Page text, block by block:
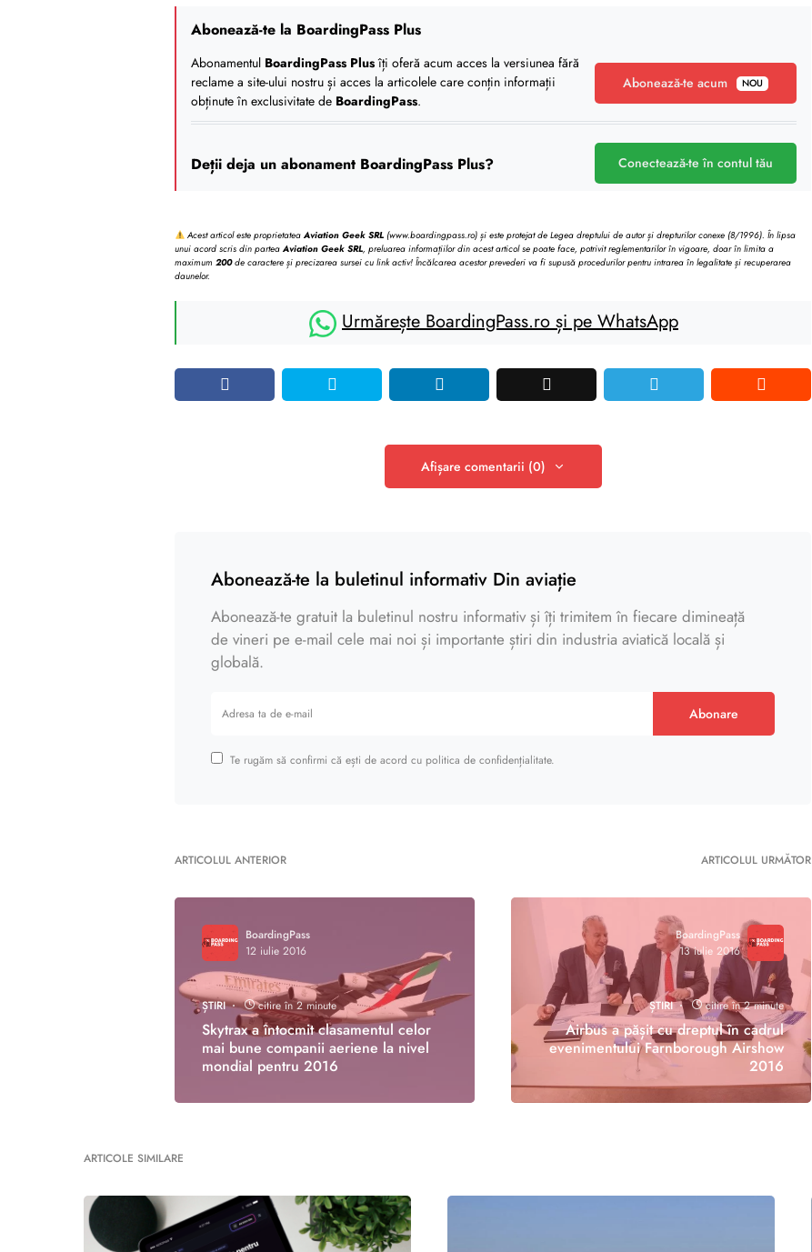
Abonează-te la BoardingPass Plus
Abonamentul BoardingPass Plusîți oferă acum acces la versiunea fără
reclame a site-ului nostru și acces la articolele care conțin informații
obținute în exclusivitate de BoardingPass.
Abonează-te acum NOU
Deții deja un abonament BoardingPass Plus? Conectează-te în contul tău
Acest articol este proprietateaAviation Geek SRL (www.boardingpass.ro) și este protejat de Legea dreptului de autor și drepturilor conexe (8/1996). În lipsa
unui acord scris din partea Aviation Geek SRL, preluarea informațiilor din acest articol se poate face, potrivit reglementarilor în vigoare, doar în limita a
maximum 200de caractere și precizarea sursei cu link activ! Încălcarea acestor prevederi va fi supusă procedurilor pentru intrarea în legalitate și recuperarea
daunelor.
Urmărește BoardingPass.ro și pe WhatsApp
Afișare comentarii (0)
Abonează-te la buletinul informativ Din aviație
Abonează-te gratuit la buletinul nostru informativ și îți trimitem în fiecare dimineață
de vineri pe e-mail cele mai noi și importante știri din industria aviatică locală și
globală.
Abonare
Te rugăm să confirmi că ești de acord cu politica de confidențialitate.
ARTICOLUL ANTERIOR
BoardingPass
12 iulie 2016
ȘTIRI citire în 2 minute
Skytrax a întocmit clasamentul celor
mai bune companii aeriene la nivel
mondial pentru 2016
ARTICOLUL URMĂTOR
BoardingPass
13 iulie 2016
ȘTIRI citire în 2 minute
Airbus a pășit cu dreptul în cadrul
evenimentului Farnborough Airshow
2016
ARTICOLE SIMILARE